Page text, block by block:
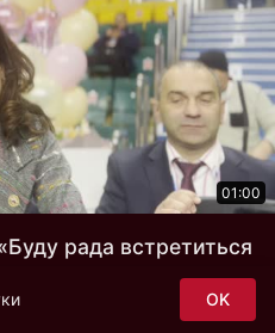
01:00
рада встретиться
чемпионате мира, где
OK